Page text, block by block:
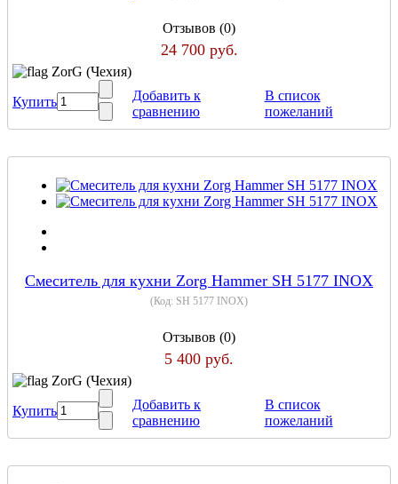
Отзывов (0)
24 700 руб.
ZorG (Чехия)
Купить
Добавить к
сравнению
В список
пожеланий
Cмеситель для кухни Zorg Hammer SH 5177 INOX
(Код: SH 5177 INOX)
Отзывов (0)
5 400 руб.
ZorG (Чехия)
Купить
Добавить к
сравнению
В список
пожеланий